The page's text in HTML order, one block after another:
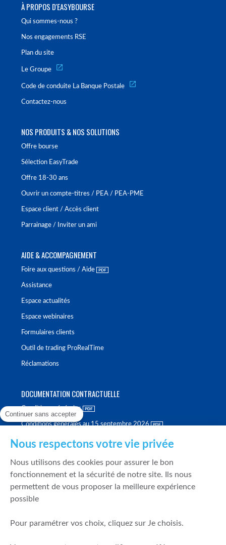
À PROPOS D'EASYBOURSE
Qui sommes-nous ?
Nos engagements RSE
Plan du site
Le Groupe
Code de conduite La Banque Postale
Contactez-nous
NOS PRODUITS & NOS SOLUTIONS
Offre bourse
Sélection EasyTrade
Offre 18-30 ans
Ouvrir un compte-titres / PEA / PEA-PME
Espace client / Accès client
Parrainage / Inviter un ami
AIDE & ACCOMPAGNEMENT
Foire aux questions / Aide
Assistance
Espace actualités
Espace webinaires
Formulaires clients
Outil de trading ProRealTime
Réclamations
DOCUMENTATION CONTRACTUELLE
Conditions générales
Conditions générales au 15 septembre 2026
Politique de meilleure sélection
Politique de durabilité
Fonds de garantie des dépôts et de résolution
Continuer sans accepter
Nous respectons votre vie privée
Nous utilisons des cookies pour assurer le bon
fonctionnement et la sécurité de notre site. Ils nous
permettent de vous proposer la meilleure expérience
possible
Pour paramétrer vos choix, cliquez sur Je choisis.